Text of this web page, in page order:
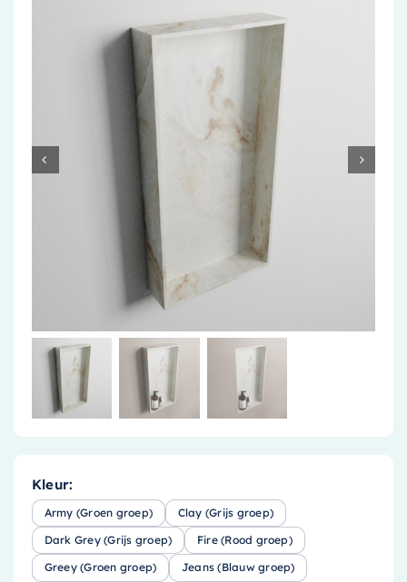
Accessoires
Installatiemateriaal
Klimaatbeheersing
Kleur:
Army (Groen groep) Clay (Grijs groep)
Dark Grey (Grijs groep) Fire (Rood groep)
Greey (Groen groep) Jeans (Blauw groep)